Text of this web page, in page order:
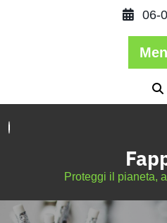
06-
Proteggi il pianeta,